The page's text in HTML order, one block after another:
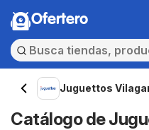
Ofertero
Juguettos
Catálogo de